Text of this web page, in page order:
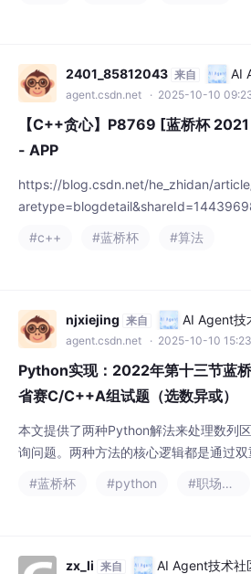
++11的智能指针（unique_ptr、
2401_85812043 来自 AI
agent.csdn.net · 2025-10-10
【C++贪心】P8769 [蓝桥杯
- APP
https://blog.csdn.net/he_zhidan/
#c++ #蓝桥杯
#算法
njxiejing 来自 AI Agent技
agent.csdn.net · 2025-10-10
Python实现：2022年第十三节蓝
省赛C/C++A组试题（选数异或）
本文提供了两种Python解法来处理数列
询问题。两种方法的核心逻辑都是通过双
环遍历给定区间[l,r]，检查是否存在两个不
数的异或结果等于目标值x。第一种方法
果，当找到符合条件的数对时输出"yes"，
#蓝桥杯 #python
#职场和发展
zx_li 来自 AI Agent技术社